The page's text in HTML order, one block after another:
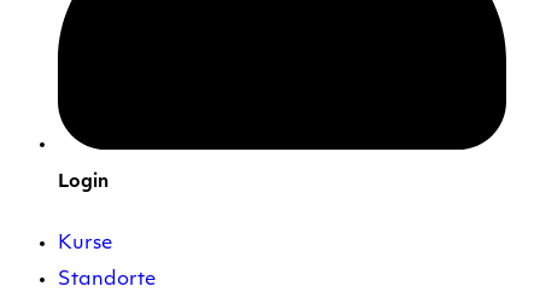
Login
Kurse
Standorte